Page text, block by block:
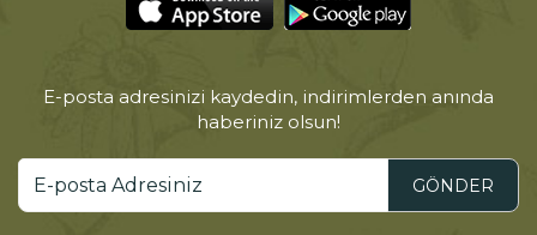
E-posta adresinizi kaydedin, indirimlerden anında
haberiniz olsun!
GÖNDER